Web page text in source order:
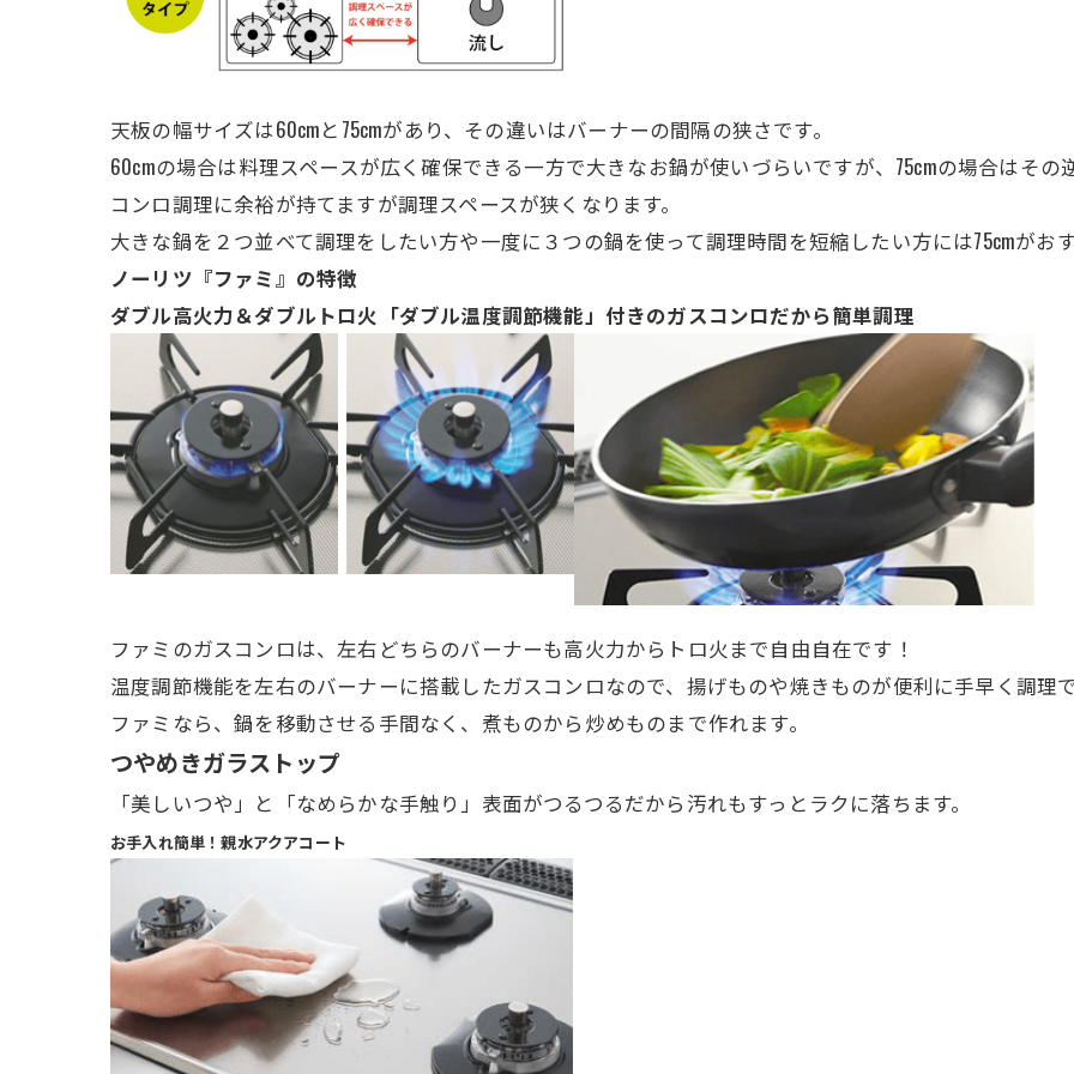
天板の幅サイズは60cmと75cmがあり、その違いはバーナーの間隔の狭さです。
60cmの場合は料理スペースが広く確保できる一方で大きなお鍋が使いづらいですが、75cmの場合はその逆
コンロ調理に余裕が持てますが調理スペースが狭くなります。
大きな鍋を２つ並べて調理をしたい方や一度に３つの鍋を使って調理時間を短縮したい方には75cmがおす
ノーリツ『ファミ』の特徴
ダブル高火力＆ダブルトロ火「ダブル温度調節機能」付きのガスコンロだから簡単調理
ファミのガスコンロは、左右どちらのバーナーも高火力からトロ火まで自由自在です！
温度調節機能を左右のバーナーに搭載したガスコンロなので、揚げものや焼きものが便利に手早く調理で
ファミなら、鍋を移動させる手間なく、煮ものから炒めものまで作れます。
つやめきガラストップ
「美しいつや」と「なめらかな手触り」表面がつるつるだから汚れもすっとラクに落ちます。
お手入れ簡単！親水アクアコート